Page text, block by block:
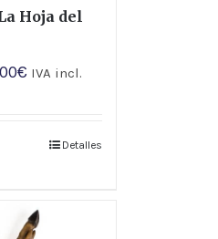
Hoja del
€ IVA incl.
Detalles